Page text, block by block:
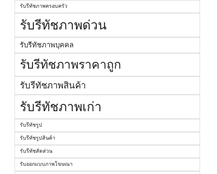
รับรีทัชภาพครอบครัว
รับรีทัชภาพด่วน
รับรีทัชภาพบุคคล
รับรีทัชภาพราคาถูก
รับรีทัชภาพสินค้า
รับรีทัชภาพเก่า
รับรีทัชรูป
รับรีทัชรูปสินค้า
รับรีทัชสัดส่วน
รับออกแบบภาพโฆษณา